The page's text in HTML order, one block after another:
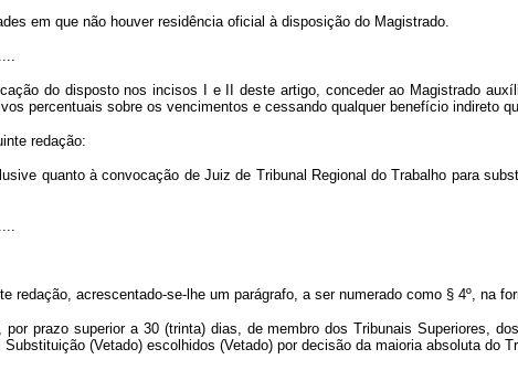
em que não houver residência oficial à disposição do Magistrado.
do disposto nos incisos I e II deste artigo, conceder ao Magistrado
percentuais sobre os vencimentos e cessando qualquer benefício indireto
redação:
quanto à convocação de Juiz de Tribunal Regional do Trabalho para
redação, acrescentado-se-lhe um parágrafo, a ser numerado como § 4º, na
prazo superior a 30 (trinta) dias, de membro dos Tribunais Superiores,
(Vetado) escolhidos (Vetado) por decisão da maioria absoluta do